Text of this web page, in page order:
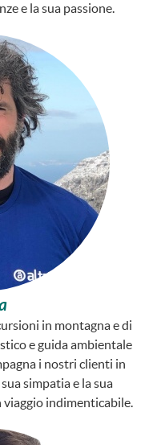
e la sua passione.
in montagna e di
e guida ambientale
i nostri clienti in
simpatia e la sua
indimenticabile.